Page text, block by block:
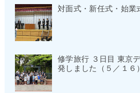
対面式・新任式・始業
修学旅行 ３日目 東京
発しました（５／１６）